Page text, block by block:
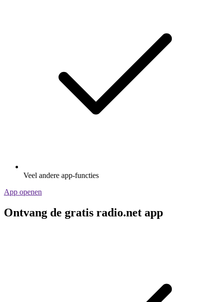
Veel andere app-functies
App openen
Ontvang de gratis radio.net app